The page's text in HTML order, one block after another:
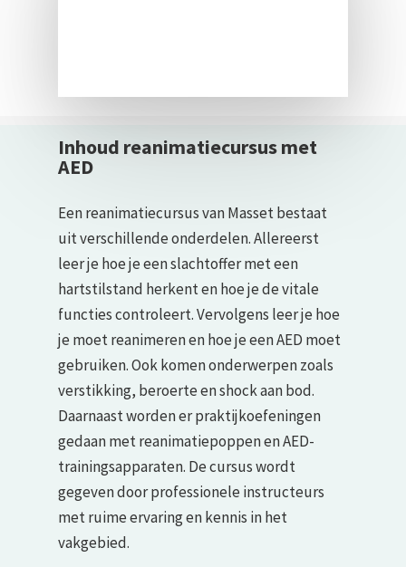
Inhoud reanimatiecursus met
AED
Een reanimatiecursus van Masset bestaat
uit verschillende onderdelen. Allereerst
leer je hoe je een slachtoffer met een
hartstilstand herkent en hoe je de vitale
functies controleert. Vervolgens leer je hoe
je moet reanimeren en hoe je een AED moet
gebruiken. Ook komen onderwerpen zoals
verstikking, beroerte en shock aan bod.
Daarnaast worden er praktijkoefeningen
gedaan met reanimatiepoppen en AED-
trainingsapparaten. De cursus wordt
gegeven door professionele instructeurs
met ruime ervaring en kennis in het
vakgebied.